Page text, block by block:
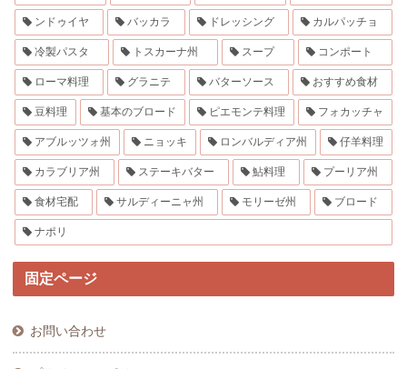
ンドゥイヤ バッカラ ドレッシング カルパッチョ
冷製パスタ トスカーナ州 スープ コンポート
ローマ料理 グラニテ バターソース おすすめ食材
豆料理 基本のブロード ピエモンテ料理 フォカッチャ
アブルッツォ州 ニョッキ ロンバルディア州 仔羊料理
カラブリア州 ステーキバター 鮎料理 プーリア州
食材宅配 サルディーニャ州 モリーゼ州 ブロード
ナポリ
固定ページ
お問い合わせ